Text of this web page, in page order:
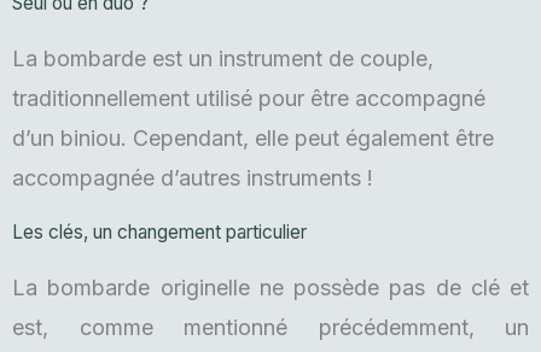
La bombarde est un instrument de couple,
traditionnellement utilisé pour être accompagné
d’un biniou. Cependant, elle peut également être
accompagnée d’autres instruments !
Les clés, un changement particulier
La bombarde originelle ne possède pas de clé et
est, comme mentionné précédemment, un